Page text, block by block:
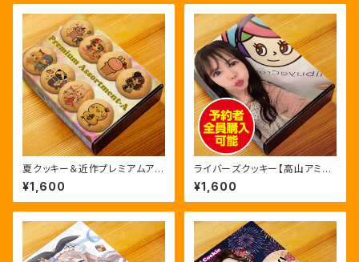
夏クッキー＆近作プレミアムアソ
ートA
¥1,600
ライバーズクッキー【高山アミ】
第二弾初回限定版
¥1,600